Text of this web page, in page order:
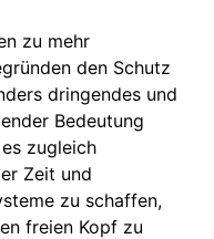
zu mehr
den Schutz
dringendes und
Bedeutung
zugleich
Zeit und
zu schaffen,
freien Kopf zu